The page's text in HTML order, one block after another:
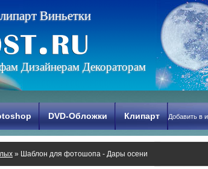
липарт Виньетки
Дизайнерам Декораторам
DVD-Обложки Клипарт Добавить в
» Шаблон для фотошопа - Дары осени